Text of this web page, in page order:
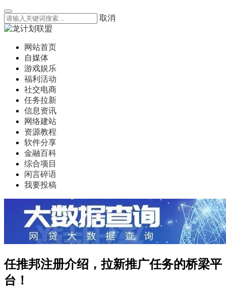
取消
网站首页
自媒体
游戏娱乐
福利活动
社交电商
任务拉新
信息资讯
网络建站
资源教程
软件分享
金融百科
综合项目
闲言碎语
我要投稿
任推邦注册介绍，拉新推广任务的桥梁平
台！